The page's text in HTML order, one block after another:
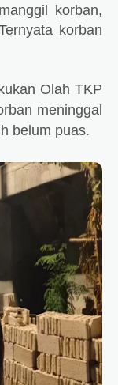
korban,
korban
Olah TKP
meninggal
belum puas.